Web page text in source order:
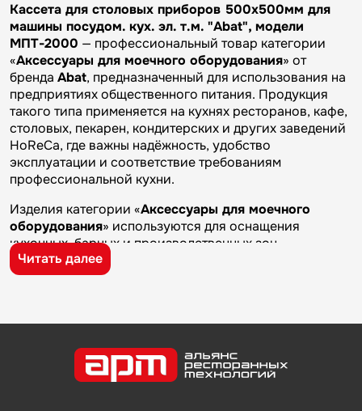
Кассета для столовых приборов 500х500мм для
машины посудом. кух. эл. т.м. "Abat", модели
МПТ-2000 — профессиональный товар категории
«Аксессуары для моечного оборудования» от
бренда Abat, предназначенный для использования на
предприятиях общественного питания. Продукция
такого типа применяется на кухнях ресторанов, кафе,
столовых, пекарен, кондитерских и других заведений
HoReCa, где важны надёжность, удобство
эксплуатации и соответствие требованиям
профессиональной кухни.
Изделия категории «Аксессуары для моечного
оборудования» используются для оснащения
кухонных, барных и производственных зон
предприятий общественного питания. Такие товары
применяются на профессиональных кухнях
требуется качественное оборудование и кухонный
инвентарь для ежедневной работы.
Abat известен на рынке профессионального
Читать далее